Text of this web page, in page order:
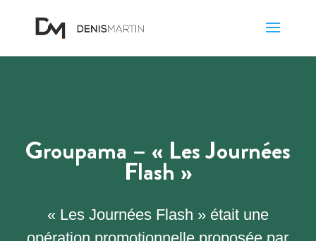
Groupama – « Les Journées
Flash »
« Les Journées Flash » était une